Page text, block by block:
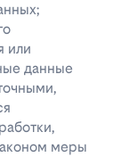
или
данные
меры